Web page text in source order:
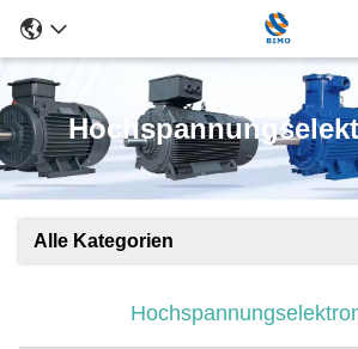
Alle Kategorien